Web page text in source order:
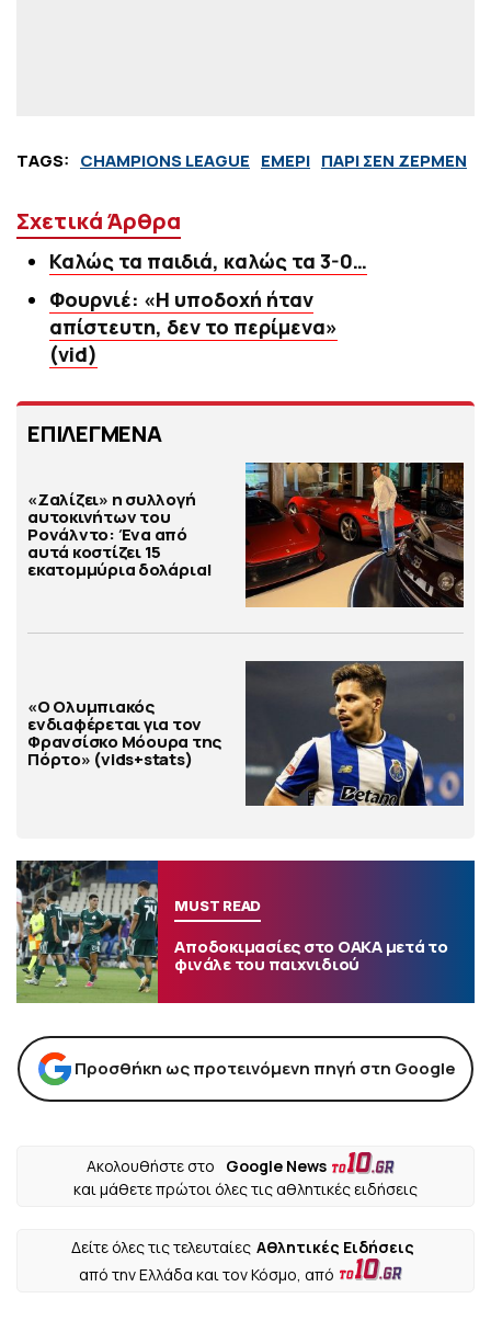
TAGS: CHAMPIONS LEAGUE ΕΜΕΡΙ ΠΑΡΙ ΣΕΝ ΖΕΡΜΕΝ
Σχετικά Άρθρα
Καλώς τα παιδιά, καλώς τα 3-0…
Φουρνιέ: «Η υποδοχή ήταν
απίστευτη, δεν το περίμενα»
(vid)
ΕΠΙΛΕΓΜΕΝΑ
«Ζαλίζει» η συλλογή
αυτοκινήτων του
Ρονάλντο: Ένα από
αυτά κοστίζει 15
εκατομμύρια δολάρια!
«Ο Ολυμπιακός
ενδιαφέρεται για τον
Φρανσίσκο Μόουρα της
Πόρτο» (vids+stats)
MUST READ
Αποδοκιμασίες στο ΟΑΚΑ μετά το
φινάλε του παιχνιδιού
Προσθήκη ως προτεινόμενη πηγή στη Google
Ακολουθήστε στο
Google News
και μάθετε πρώτοι όλες τις αθλητικές ειδήσεις
Δείτε όλες τις τελευταίες Αθλητικές Ειδήσεις
από την Ελλάδα και τον Κόσμο, από